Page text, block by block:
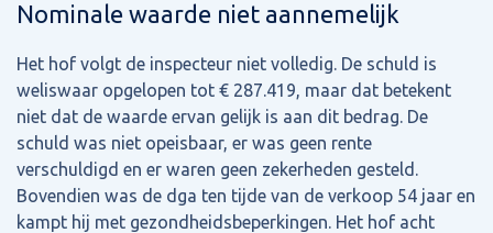
Nominale waarde niet aannemelijk
Het hof volgt de inspecteur niet volledig. De schuld is
weliswaar opgelopen tot € 287.419, maar dat betekent
niet dat de waarde ervan gelijk is aan dit bedrag. De
schuld was niet opeisbaar, er was geen rente
verschuldigd en er waren geen zekerheden gesteld.
Bovendien was de dga ten tijde van de verkoop 54 jaar en
kampt hij met gezondheidsbeperkingen. Het hof acht